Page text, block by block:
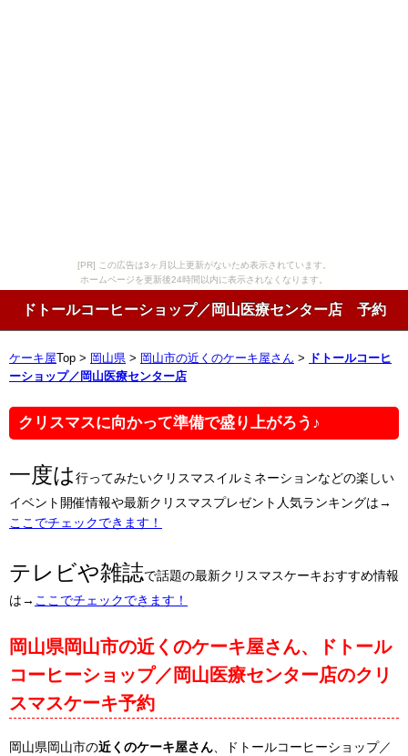
[PR] この広告は3ヶ月以上更新がないため表示されています。
ホームページを更新後24時間以内に表示されなくなります。
ドトールコーヒーショップ／岡山医療センター店 予約
ケーキ屋 Top > 岡山県 > 岡山市の近くのケーキ屋さん >
ドトールコーヒ
ーショップ／岡山医療センター店
クリスマスに向かって準備で盛り上がろう♪
一度は行ってみたいクリスマスイルミネーションなどの楽しい
イベント開催情報や最新クリスマスプレゼント人気ランキングは→
ここでチェックできます！
テレビや雑誌で話題の最新クリスマスケーキおすすめ情報
は→ ここでチェックできます！
岡山県岡山市の近くのケーキ屋さん、ドトール
コーヒーショップ／岡山医療センター店のクリ
スマスケーキ予約
岡山県岡山市の近くのケーキ屋さん 、ドトールコーヒーショップ／